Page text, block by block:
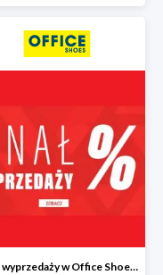
Finał wyprzedaży w Office Shoes do -70%